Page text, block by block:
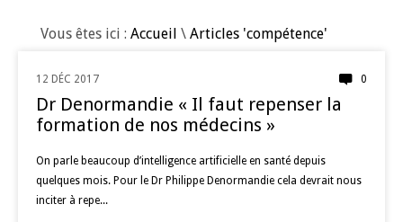
Vous êtes ici : Accueil \ Articles 'compétence'
AI
12 DÉC 2017 0
Dr Denormandie « Il faut repenser la
formation de nos médecins »
On parle beaucoup d’intelligence artificielle en santé depuis
quelques mois. Pour le Dr Philippe Denormandie cela devrait nous
inciter à repe...